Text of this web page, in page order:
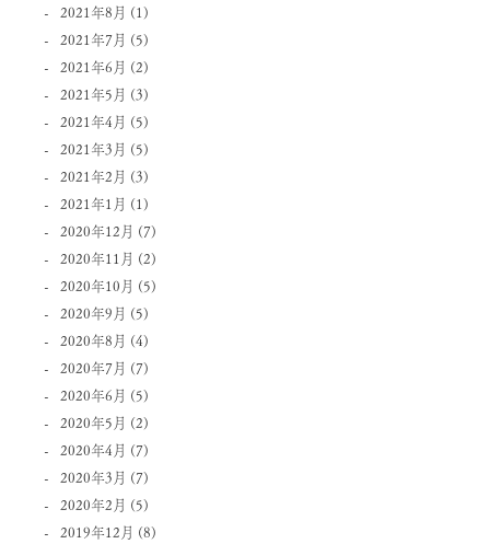
2021年8月 (1)
2021年7月 (5)
2021年6月 (2)
2021年5月 (3)
2021年4月 (5)
2021年3月 (5)
2021年2月 (3)
2021年1月 (1)
2020年12月 (7)
2020年11月 (2)
2020年10月 (5)
2020年9月 (5)
2020年8月 (4)
2020年7月 (7)
2020年6月 (5)
2020年5月 (2)
2020年4月 (7)
2020年3月 (7)
2020年2月 (5)
2019年12月 (8)